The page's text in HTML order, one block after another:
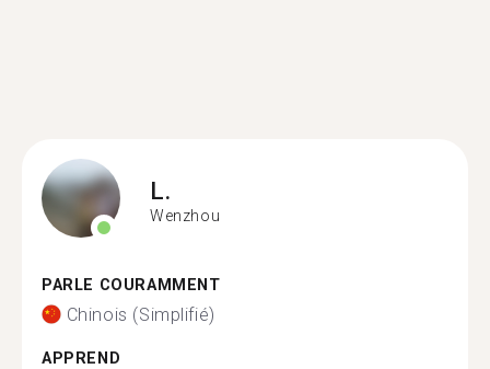
L.
Wenzhou
PARLE COURAMMENT
Chinois (Simplifié)
APPREND